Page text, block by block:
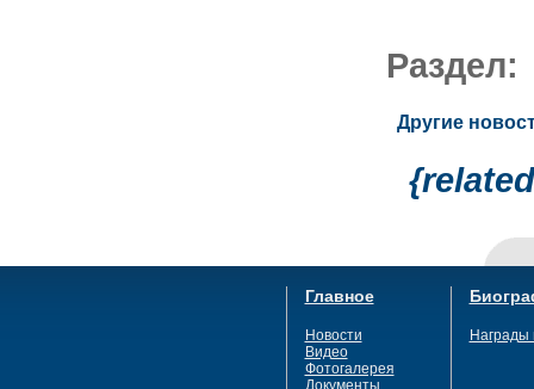
Другие
Главное
Новости
Видео
Фотогалерея
Документы
Награды